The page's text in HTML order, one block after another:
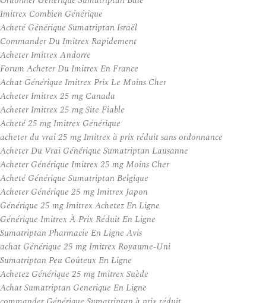
Imitrex Combien Générique
Acheté Générique Sumatriptan Israël
Commander Du Imitrex Rapidement
Acheter Imitrex Andorre
Forum Acheter Du Imitrex En France
Achat Générique Imitrex Prix Le Moins Cher
Acheter Imitrex 25 mg Canada
Acheter Imitrex 25 mg Site Fiable
Acheté 25 mg Imitrex Générique
acheter du vrai 25 mg Imitrex à prix réduit sans ordonnance
Acheter Du Vrai Générique Sumatriptan Lausanne
Acheter Générique Imitrex 25 mg Moins Cher
Acheté Générique Sumatriptan Belgique
Acheter Générique 25 mg Imitrex Japon
Générique 25 mg Imitrex Achetez En Ligne
Générique Imitrex À Prix Réduit En Ligne
Sumatriptan Pharmacie En Ligne Avis
achat Générique 25 mg Imitrex Royaume-Uni
Sumatriptan Peu Coûteux En Ligne
Achetez Générique 25 mg Imitrex Suède
Achat Sumatriptan Generique En Ligne